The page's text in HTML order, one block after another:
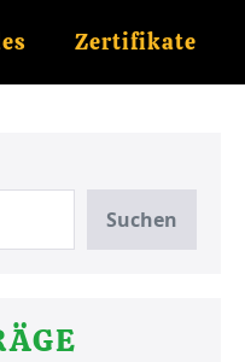
Zertifikate
Suchen